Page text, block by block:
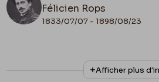
Félicien Rops
1833/07/07 - 1898/08/23
N° d'inventaire
III/215/10/12Afficher plus